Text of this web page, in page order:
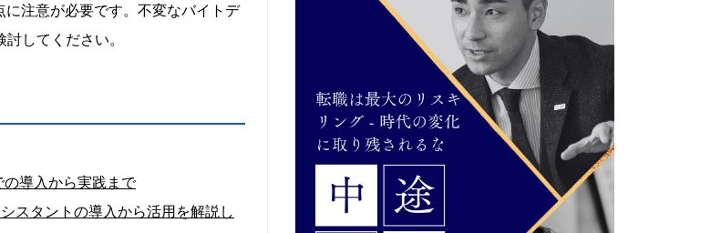
注意が必要です。不変なバイトデ
してください。
の導入から実践まで
スタントの導入から活用を解説し